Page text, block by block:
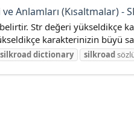
Anlamları (Kısaltmalar) -
Str değeri yükseldikçe
karakterinizin büyü
silkroaddictionary silkroad